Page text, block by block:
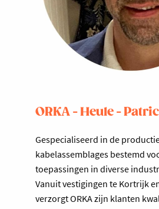
ORKA - Heule -
Gespecialiseerd in de
kabelassemblages bestemd
toepassingen in diverse
Vanuit vestigingen te Kortrijk
verzorgt ORKA zijn klanten